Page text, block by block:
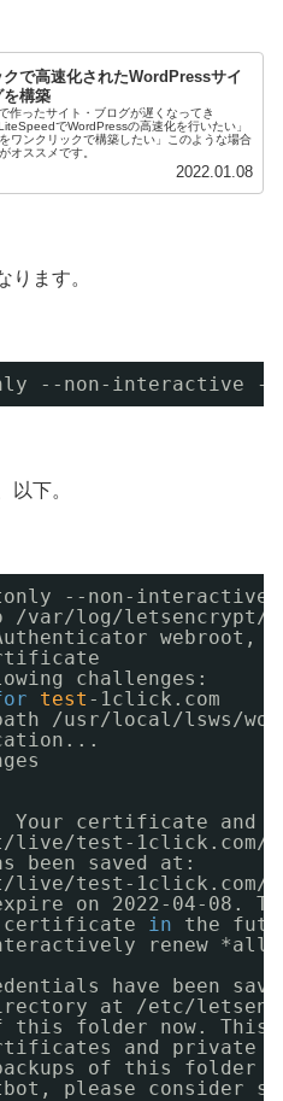
クで高速化されたWordPressサイ
を構築
作ったサイト・ブログが遅くなってき
でWordPressの高速化を行いたい」
をワンクリックで構築したい」このような場合
オススメです。
2022.01.08
ります。
--non-interactive --
以下。
--non-interactive
/var/log/letsencrypt/
webroot,
challenges:
test -1click.com
/usr/local/lsws/
Your certificate and
live/test-1click .com/
been saved at:
live/test-1click .com/
on 2022-04-08. To
certificate in
the
renew
have been
at /etc/
this folder now.
and private
of this folder
please consider